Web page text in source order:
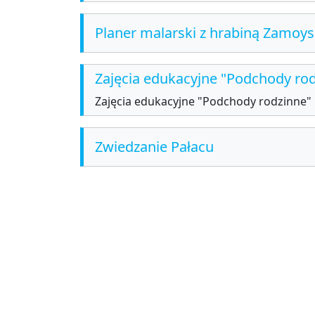
Planer malarski z hrabiną
Zajęcia edukacyjne "Podchody
Zajęcia edukacyjne "Podchody rodzinne"
Zwiedzanie Pałacu